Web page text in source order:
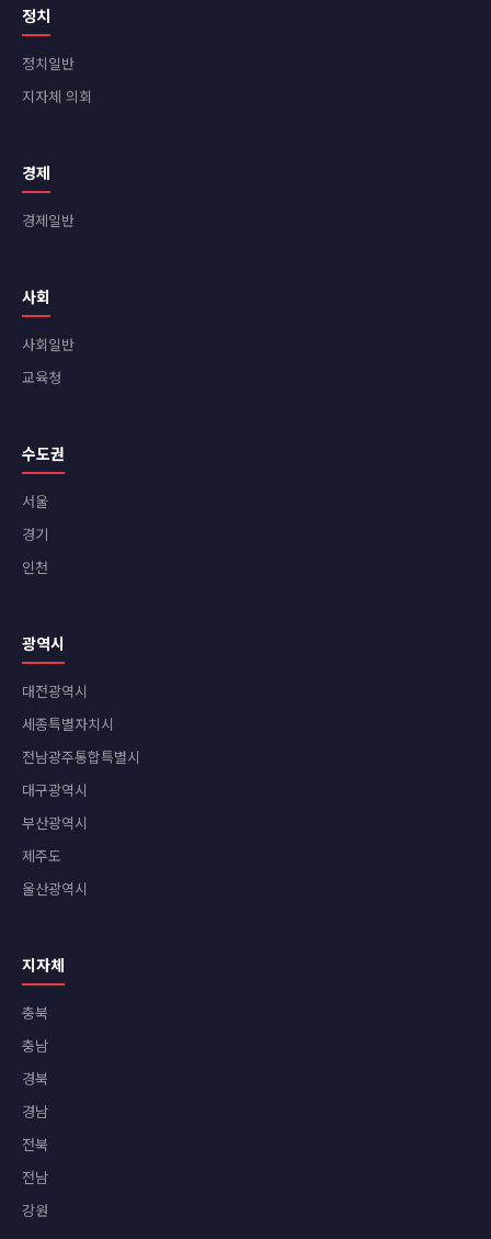
정치
정치일반
지자체 의회
경제
경제일반
사회
사회일반
교육청
수도권
서울
경기
인천
광역시
대전광역시
세종특별자치시
전남광주통합특별시
대구광역시
부산광역시
제주도
울산광역시
지자체
충북
충남
경북
경남
전북
전남
강원